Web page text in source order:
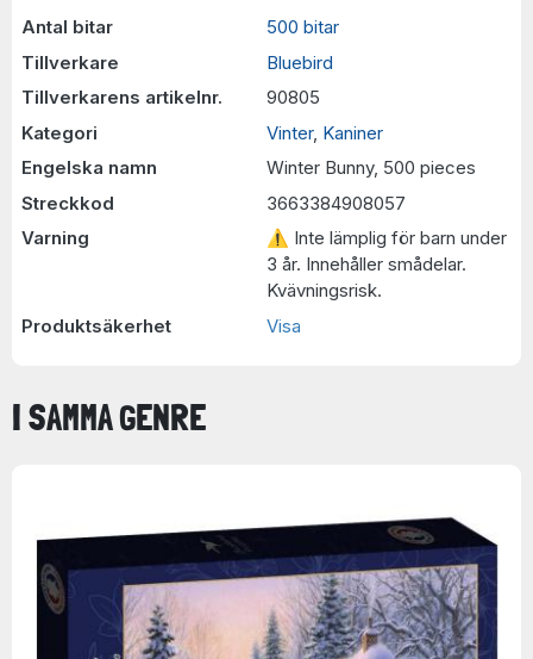
Antal bitar
500 bitar
Tillverkare
Bluebird
Tillverkarens artikelnr.
90805
Kategori
Vinter, Kaniner
Engelska namn
Winter Bunny, 500 pieces
Streckkod
3663384908057
Varning
⚠ Inte lämplig för barn under
3 år. Innehåller smådelar.
Kvävningsrisk.
Produktsäkerhet
Visa
I SAMMA GENRE